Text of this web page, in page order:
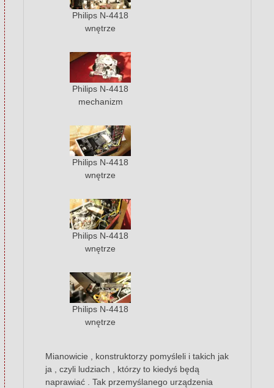
Philips N-4418
wnętrze
Philips N-4418
mechanizm
Philips N-4418
wnętrze
Philips N-4418
wnętrze
Philips N-4418
wnętrze
Mianowicie , konstruktorzy pomyśleli i takich jak
ja , czyli ludziach , którzy to kiedyś będą
naprawiać . Tak przemyślanego urządzenia